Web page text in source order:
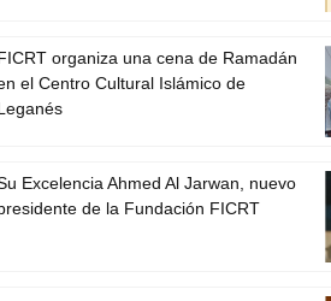
organiza una cena de Ramadán
el Centro Cultural Islámico de
Excelencia Ahmed Al Jarwan, nuevo
de la Fundación FICRT